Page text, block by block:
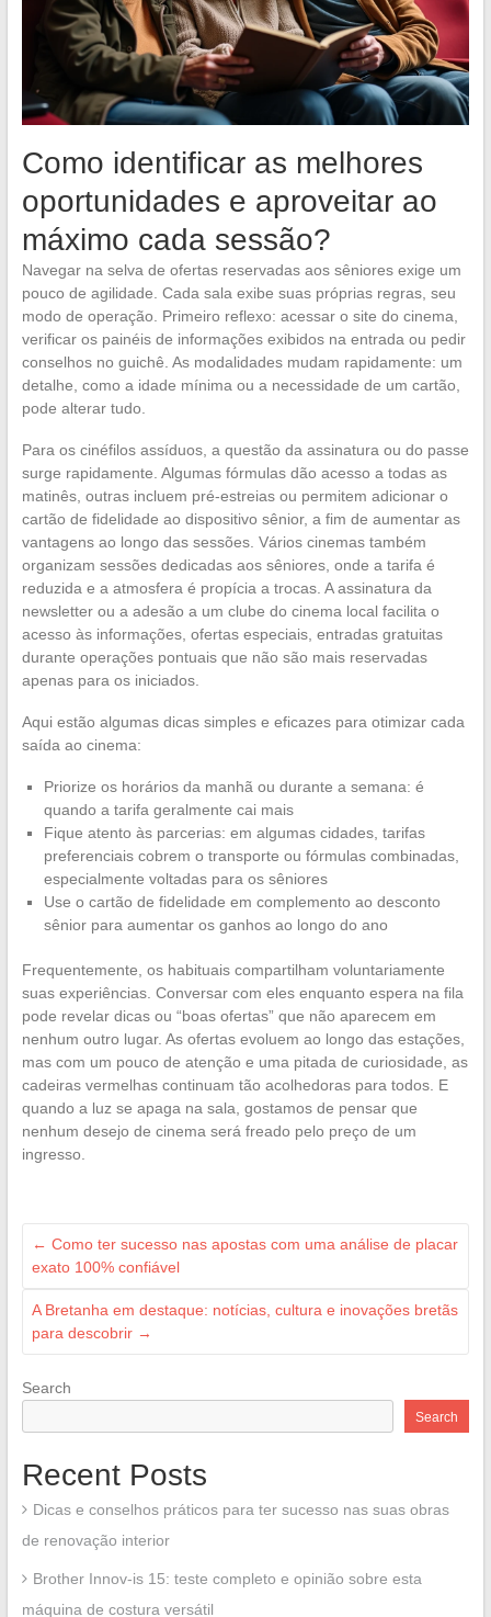
Como identificar as melhores
oportunidades e aproveitar ao
máximo cada sessão?
Navegar na selva de ofertas reservadas aos sêniores exige um
pouco de agilidade. Cada sala exibe suas próprias regras, seu
modo de operação. Primeiro reflexo: acessar o site do cinema,
verificar os painéis de informações exibidos na entrada ou pedir
conselhos no guichê. As modalidades mudam rapidamente: um
detalhe, como a idade mínima ou a necessidade de um cartão,
pode alterar tudo.
Para os cinéfilos assíduos, a questão da assinatura ou do passe
surge rapidamente. Algumas fórmulas dão acesso a todas as
matinês, outras incluem pré-estreias ou permitem adicionar o
cartão de fidelidade ao dispositivo sênior, a fim de aumentar as
vantagens ao longo das sessões. Vários cinemas também
organizam sessões dedicadas aos sêniores, onde a tarifa é
reduzida e a atmosfera é propícia a trocas. A assinatura da
newsletter ou a adesão a um clube do cinema local facilita o
acesso às informações, ofertas especiais, entradas gratuitas
durante operações pontuais que não são mais reservadas
apenas para os iniciados.
Aqui estão algumas dicas simples e eficazes para otimizar cada
saída ao cinema:
Priorize os horários da manhã ou durante a semana: é
quando a tarifa geralmente cai mais
Fique atento às parcerias: em algumas cidades, tarifas
preferenciais cobrem o transporte ou fórmulas combinadas,
especialmente voltadas para os sêniores
Use o cartão de fidelidade em complemento ao desconto
sênior para aumentar os ganhos ao longo do ano
Frequentemente, os habituais compartilham voluntariamente
suas experiências. Conversar com eles enquanto espera na fila
pode revelar dicas ou “boas ofertas” que não aparecem em
nenhum outro lugar. As ofertas evoluem ao longo das estações,
mas com um pouco de atenção e uma pitada de curiosidade, as
cadeiras vermelhas continuam tão acolhedoras para todos. E
quando a luz se apaga na sala, gostamos de pensar que
nenhum desejo de cinema será freado pelo preço de um
ingresso.
← Como ter sucesso nas apostas com uma análise de placar
exato 100% confiável
A Bretanha em destaque: notícias, cultura e inovações bretãs
para descobrir →
Search
Search
Recent Posts
Dicas e conselhos práticos para ter sucesso nas suas obras
de renovação interior
Brother Innov-is 15: teste completo e opinião sobre esta
máquina de costura versátil